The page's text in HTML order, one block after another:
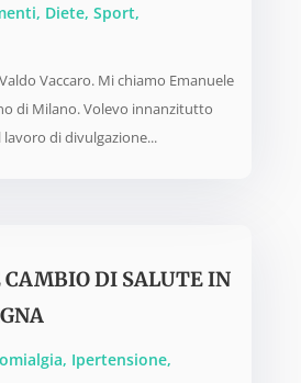
, Diete, Sport,
Vaccaro. Mi chiamo Emanuele
di Milano. Volevo innanzitutto
di divulgazione...
CAMBIO DI SALUTE IN
, Ipertensione,